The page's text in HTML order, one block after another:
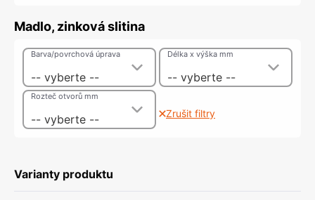
Madlo, zinková slitina
-- vyberte --
Barva/povrchová úprava
-- vyberte --
Délka x výška mm
-- vyberte --
Rozteč otvorů mm
Zrušit filtry
Varianty produktu